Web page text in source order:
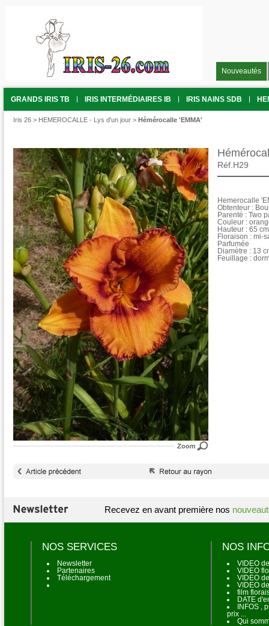
Nouveautés
GRANDS IRIS TB IRIS INTERMÉDIAIRES IB IRIS NAINS SDB
Iris 26 > HEMEROCALLE - Lys d'un jour > Hémérocalle 'EMMA'
Réf.H29
Hemerocalle
Obtenteur :
Parenté : Two
Couleur :
Hauteur : 65 cm
Floraison : mi-
Parfumée
Diamètre : 13
Feuillage :
Recevez en avant première nos
NOS SERVICES
Newsletter
Partenaires
Téléchargement
NOS
VIDEO
VIDEO
VIDEO
VIDEO
film
DATE
INFOS ,
prix ...
Qui